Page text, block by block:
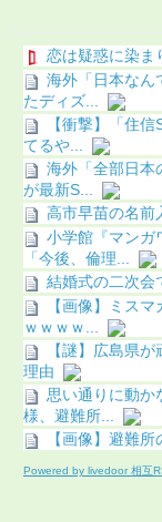
恋は疑惑に染ま
海外「日本なん
たディズ...
【衝撃】「住
てるや...
海外「全部日本
が最新S...
高市早苗の名前
小学館『マンガ
「今後、倫理...
結婚式の二次会
【画像】ミス
ｗｗｗｗ...
【謎】広島県
理由
思い通りに動か
様、避難所...
【画像】避難
Powered by livedoor 相互